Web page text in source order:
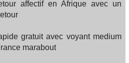
affectif en Afrique avec un
gratuit avec voyant medium
marabout